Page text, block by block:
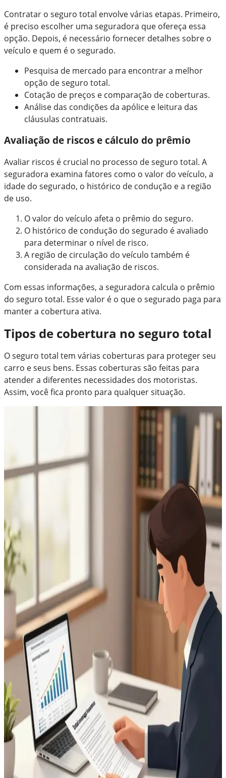
Contratar o seguro total envolve várias etapas. Primeiro,
é preciso escolher uma seguradora que ofereça essa
opção. Depois, é necessário fornecer detalhes sobre o
veículo e quem é o segurado.
Pesquisa de mercado para encontrar a melhor
opção de seguro total.
Cotação de preços e comparação de coberturas.
Análise das condições da apólice e leitura das
cláusulas contratuais.
Avaliação de riscos e cálculo do prêmio
Avaliar riscos é crucial no processo de seguro total. A
seguradora examina fatores como o valor do veículo, a
idade do segurado, o histórico de condução e a região
de uso.
O valor do veículo afeta o prêmio do seguro.
O histórico de condução do segurado é avaliado
para determinar o nível de risco.
A região de circulação do veículo também é
considerada na avaliação de riscos.
Com essas informações, a seguradora calcula o prêmio
do seguro total. Esse valor é o que o segurado paga para
manter a cobertura ativa.
Tipos de cobertura no seguro total
O seguro total tem várias coberturas para proteger seu
carro e seus bens. Essas coberturas são feitas para
atender a diferentes necessidades dos motoristas.
Assim, você fica pronto para qualquer situação.